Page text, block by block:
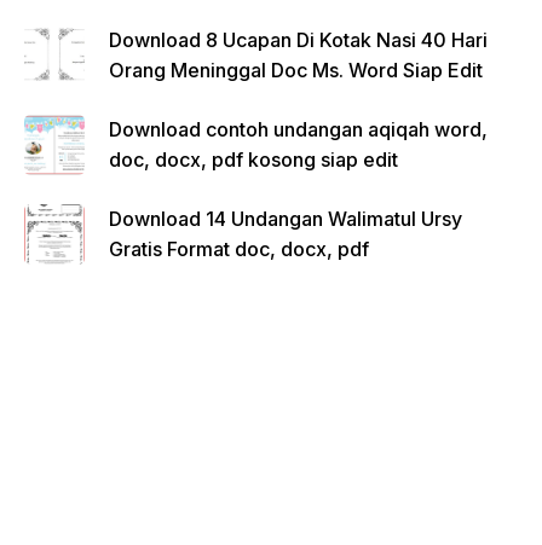
Download 8 Ucapan Di Kotak Nasi 40 Hari
Orang Meninggal Doc Ms. Word Siap Edit
Download contoh undangan aqiqah word,
doc, docx, pdf kosong siap edit
Download 14 Undangan Walimatul Ursy
Gratis Format doc, docx, pdf